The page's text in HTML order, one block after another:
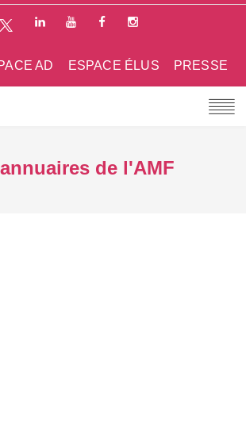
PRESSE
ESPACE ÉLUS
AD
de l'AMF